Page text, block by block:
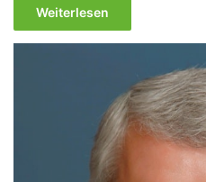
Weiterlesen